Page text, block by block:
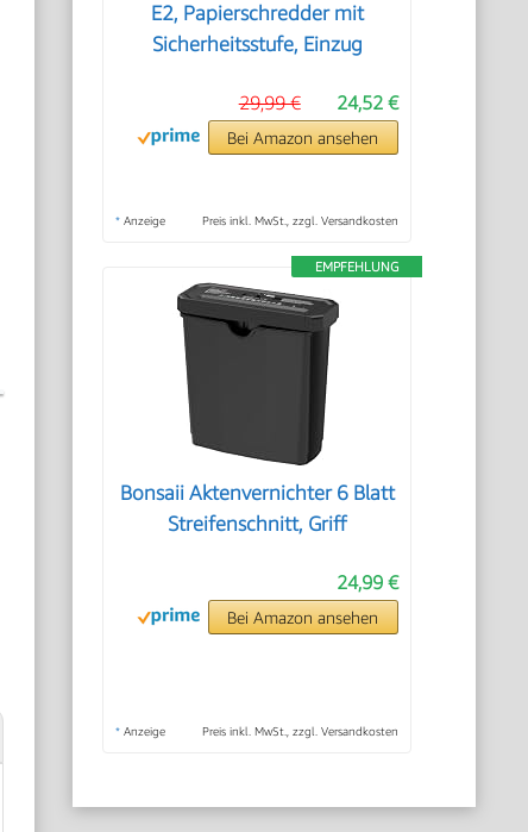
E2, Papierschredder mit
Sicherheitsstufe, Einzug
24,52 €
29,99 €
Bei Amazon ansehen
* Anzeige Preis inkl. MwSt., zzgl. Versandkosten
EMPFEHLUNG
Bonsaii Aktenvernichter 6 Blatt
Streifenschnitt, Griff
24,99 €
Bei Amazon ansehen
* Anzeige Preis inkl. MwSt., zzgl. Versandkosten